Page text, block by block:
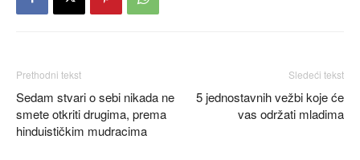
Prethodni tekst
Sedam stvari o sebi nikada ne
smete otkriti drugima, prema
hinduističkim mudracima
Sledeći tekst
5 jednostavnih vežbi koje će
vas održati mladima